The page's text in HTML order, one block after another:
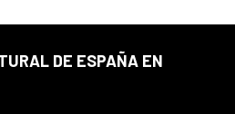
DE ESPAÑA EN